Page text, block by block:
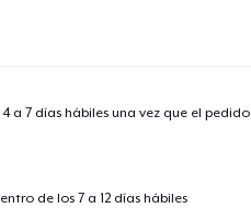
a 7 días hábiles una vez que el pedido
de los 7 a 12 días hábiles